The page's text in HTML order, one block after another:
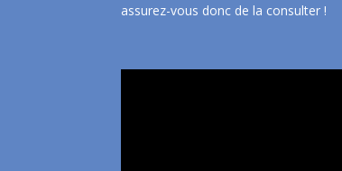
assurez-vous donc de la consulter !